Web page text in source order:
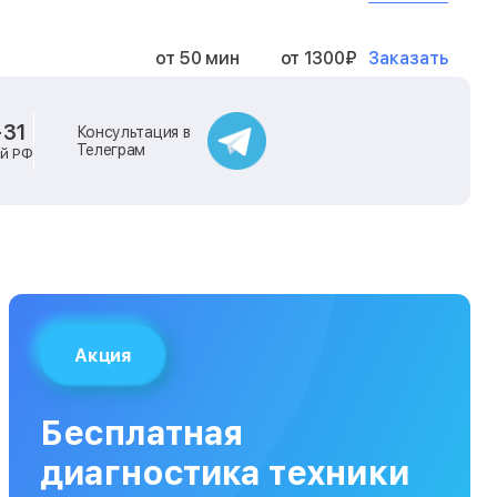
от 50 мин от 1300₽ Заказать
от 40 мин
от 40 мин
от 120 мин
РФ
Консультация в
Телеграм
Акция
Бесплатная
диагностика техники